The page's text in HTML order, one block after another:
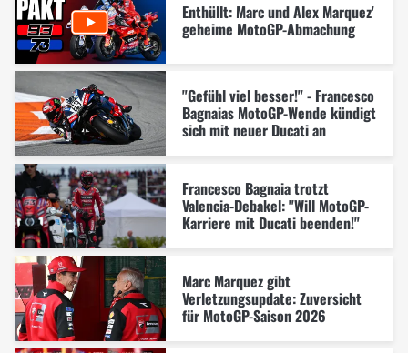
Enthüllt: Marc und Alex Marquez'
geheime MotoGP-Abmachung
"Gefühl viel besser!" - Francesco
Bagnaias MotoGP-Wende kündigt
sich mit neuer Ducati an
Francesco Bagnaia trotzt
Valencia-Debakel: "Will MotoGP-
Karriere mit Ducati beenden!"
Marc Marquez gibt
Verletzungsupdate: Zuversicht
für MotoGP-Saison 2026